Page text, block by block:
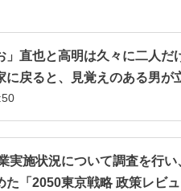
」直也と高明は久々に二人だ
に戻ると、見覚えのある男が
立木だ―
実施状況について調査を行
た「2050東京戦略 政策レビ